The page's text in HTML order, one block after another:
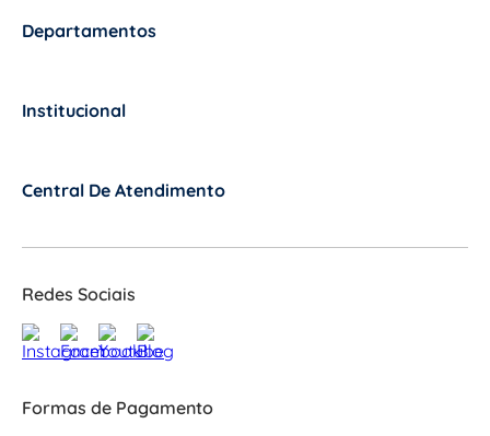
Departamentos
Institucional
Central De Atendimento
Redes Sociais
Formas de Pagamento